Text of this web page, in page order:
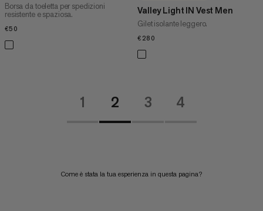
Borsa da toeletta per spedizioni
resistente e spaziosa.
€50
Valley Light IN Vest Men
Gilet isolante leggero.
€280
1 2 3 4
Come è stata la tua esperienza in questa pagina?